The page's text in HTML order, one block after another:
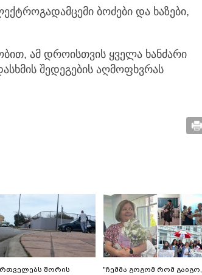
ბოძები და ხაზები,
ამ დროისთვის ყველა ხანძარი
შედეგების აღმოფხვრას
შორის "ჩემმა გოგომ რომ გაიგო,